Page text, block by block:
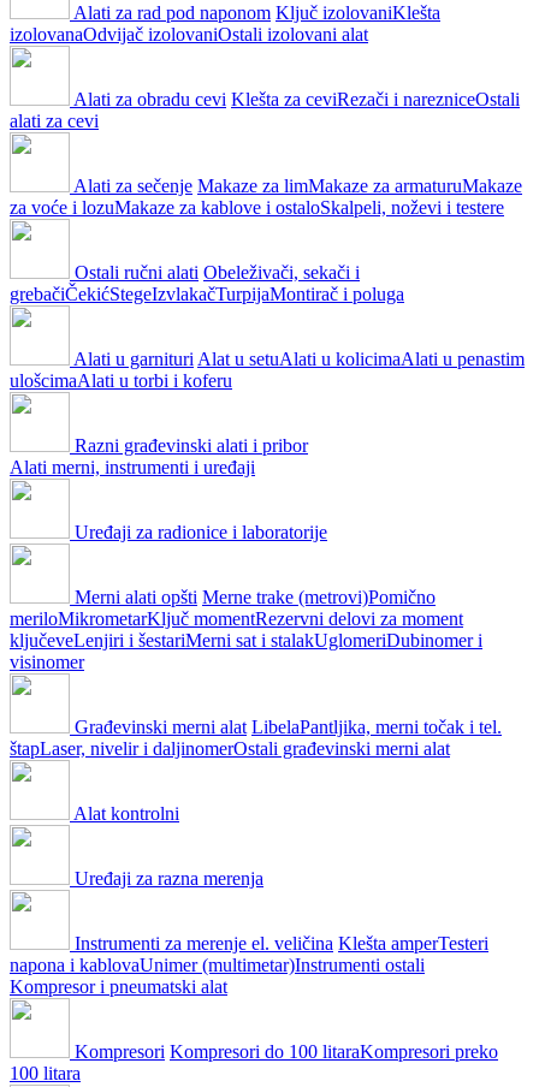
Alati za rad pod naponom Ključ izolovaniKlešta
izolovanaOdvijač izolovaniOstali izolovani alat
Alati za obradu cevi Klešta za ceviRezači i narezniceOstali
alati za cevi
Alati za sečenje Makaze za limMakaze za armaturuMakaze
za voće i lozuMakaze za kablove i ostaloSkalpeli, noževi i testere
Ostali ručni alati Obeleživači, sekači i
grebačiČekićStegeIzvlakačTurpijaMontirač i poluga
Alati u garnituri Alat u setuAlati u kolicimaAlati u penastim
ulošcimaAlati u torbi i koferu
Razni građevinski alati i pribor
Alati merni, instrumenti i uređaji
Uređaji za radionice i laboratorije
Merni alati opšti Merne trake (metrovi)Pomično
meriloMikrometarKljuč momentRezervni delovi za moment
ključeveLenjiri i šestariMerni sat i stalakUglomeriDubinomer i
visinomer
Građevinski merni alat LibelaPantljika, merni točak i tel.
štapLaser, nivelir i daljinomerOstali građevinski merni alat
Alat kontrolni
Uređaji za razna merenja
Instrumenti za merenje el. veličina Klešta amperTesteri
napona i kablovaUnimer (multimetar)Instrumenti ostali
Kompresor i pneumatski alat
Kompresori Kompresori do 100 litaraKompresori preko
100 litara